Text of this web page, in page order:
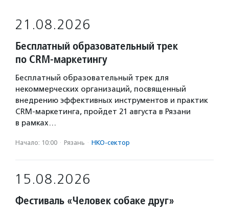
21.08.2026
Бесплатный образовательный трек
по CRM-маркетингу
Бесплатный образовательный трек для
некоммерческих организаций, посвященный
внедрению эффективных инструментов и практик
CRM-маркетинга, пройдет 21 августа в Рязани
в рамках…
Начало: 10:00 · Рязань · НКО-сектор
15.08.2026
Фестиваль «Человек собаке друг»